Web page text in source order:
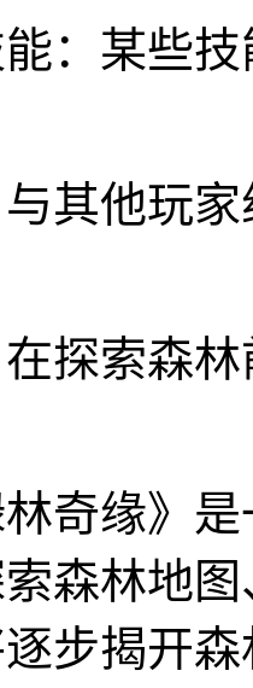
：某些
其他玩
探索森
林奇缘》
森林地
步揭开